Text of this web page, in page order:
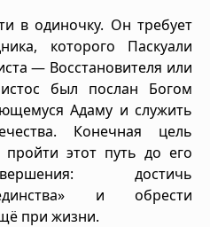
в одиночку. Он требует
которого Паскуали
— Восстановителя или
был послан Богом
Адаму и служить
Конечная цель
этот путь до его
достичь
и обрести
при жизни.